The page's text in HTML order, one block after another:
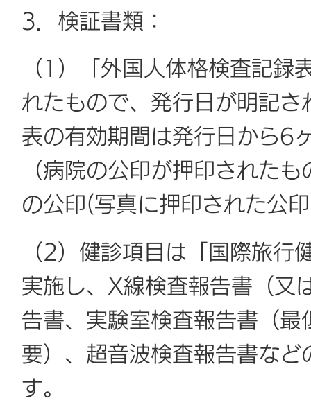
3．検証書類：
（1）「外国人体格検査記
れたもので、発行日が明記
表の有効期間は発行日から6
（病院の公印が押印された
の公印(写真に押印された公
（2）健診項目は「国際旅
実施し、X線検査報告書（又
告書、実験室検査報告書（
要）、超音波検査報告書な
す。